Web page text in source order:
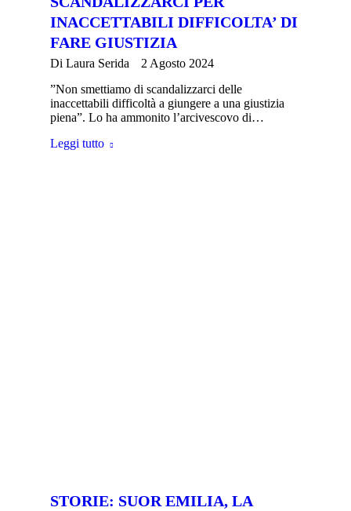
INACCETTABILI DIFFICOLTA’ DI
FARE GIUSTIZIA
Di Laura Serida
2 Agosto 2024
”Non smettiamo di scandalizzarci delle
inaccettabili difficoltà a giungere a una giustizia
piena”. Lo ha ammonito l’arcivescovo di…
Leggi tutto
STORIE: SUOR EMILIA, LA